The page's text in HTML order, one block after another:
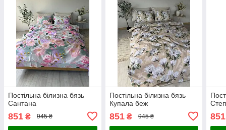
Постільна білизна бязь
Сантана
851 ₴ 945 ₴
Постільна білизна бязь
Купала беж
851₴ 945 ₴ 851